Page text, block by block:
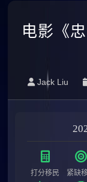
电影《
Jack Liu
打分移民 紧缺